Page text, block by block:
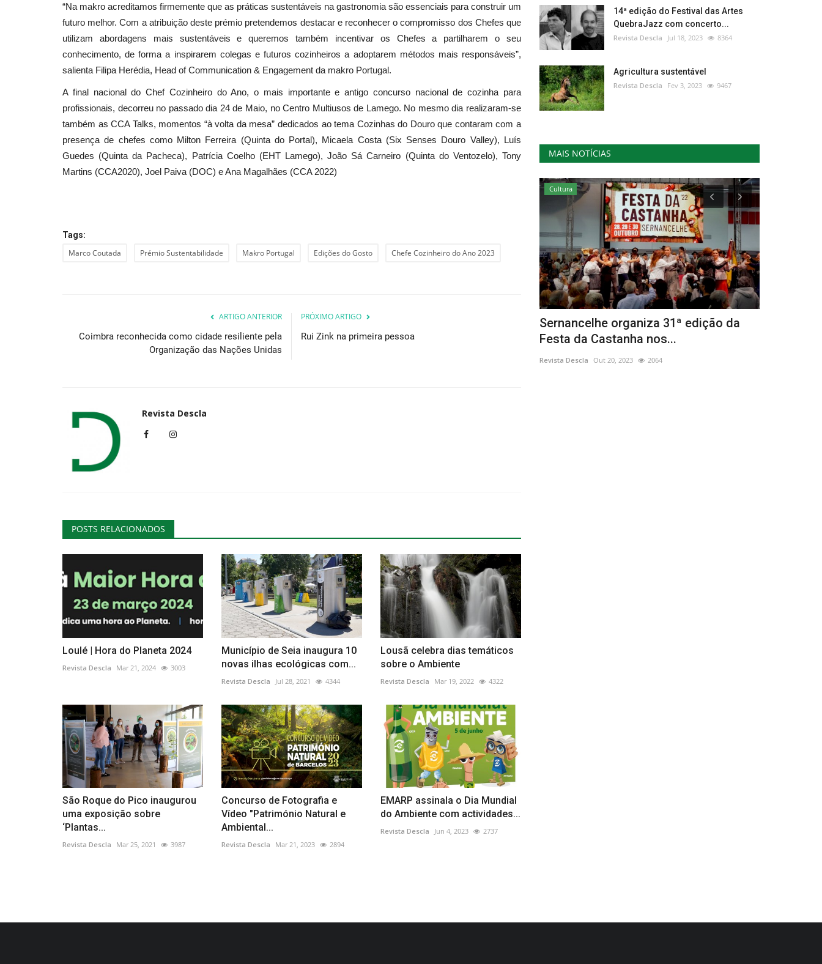
“Na makro acreditamos firmemente que as práticas sustentáveis na gastronomia são essenciais para construir um
futuro melhor. Com a atribuição deste prémio pretendemos destacar e reconhecer o compromisso dos Chefes que
utilizam abordagens mais sustentáveis e queremos também incentivar os Chefes a partilharem o seu
conhecimento, de forma a inspirarem colegas e futuros cozinheiros a adoptarem métodos mais responsáveis”,
salienta Filipa Herédia, Head of Communication & Engagement da makro Portugal.
A final nacional do Chef Cozinheiro do Ano, o mais importante e antigo concurso nacional de cozinha para
profissionais, decorreu no passado dia 24 de Maio, no Centro Multiusos de Lamego. No mesmo dia realizaram-se
também as CCA Talks, momentos “à volta da mesa” dedicados ao tema Cozinhas do Douro que contaram com a
presença de chefes como Milton Ferreira (Quinta do Portal), Micaela Costa (Six Senses Douro Valley), Luís
Guedes (Quinta da Pacheca), Patrícia Coelho (EHT Lamego), João Sá Carneiro (Quinta do Ventozelo), Tony
Martins (CCA2020), Joel Paiva (DOC) e Ana Magalhães (CCA 2022)
Tags:
Marco Coutada Prémio Sustentabilidade Makro Portugal Edições do Gosto Chefe Cozinheiro do Ano 2023
ARTIGO ANTERIOR
Coimbra reconhecida como cidade resiliente pela
Organização das Nações Unidas
PRÓXIMO ARTIGO
Rui Zink na primeira pessoa
Revista Descla
POSTS RELACIONADOS
Loulé | Hora do Planeta 2024
Revista Descla Mar 21, 2024 3003
Município de Seia inaugura 10
novas ilhas ecológicas com...
Revista Descla Jul 28, 2021 4344
Lousã celebra dias temáticos
sobre o Ambiente
Revista Descla Mar 19, 2022 4322
São Roque do Pico inaugurou
uma exposição sobre
‘Plantas...
Revista Descla Mar 25, 2021 3987
Concurso de Fotografia e
Vídeo "Património Natural e
Ambiental...
Revista Descla Mar 21, 2023 2894
EMARP assinala o Dia Mundial
do Ambiente com actividades...
Revista Descla Jun 4, 2023 2737
14ª edição do Festival das Artes
QuebraJazz com concerto...
Revista Descla Jul 18, 2023 8364
Agricultura sustentável
Revista Descla Fev 3, 2023 9467
MAIS NOTÍCIAS
David Megre de Kawasaki na Baja TT
Montes Alentejanos
Abertas inscrições para as Grandes
Férias com Arte, Ciência...
Cultura
Sernancelhe organiza 31ª edição da
Festa da Castanha nos...
Revista Descla Out 20, 2023 2064